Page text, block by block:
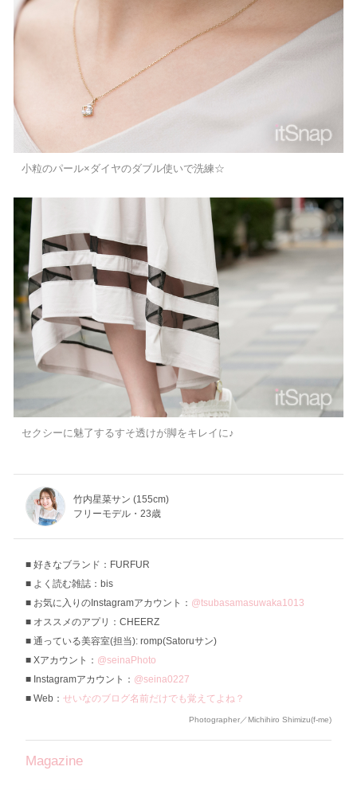
小粒のパール×ダイヤのダブル使いで洗練☆
セクシーに魅了するすそ透けが脚をキレイに♪
竹内星菜サン (155cm)
フリーモデル・23歳
好きなブランド：FURFUR
よく読む雑誌：bis
お気に入りのInstagramアカウント： @tsubasamasuwaka1013
オススメのアプリ：CHEERZ
通っている美容室(担当): romp(Satoruサン)
Xアカウント： @seinaPhoto
Instagramアカウント： @seina0227
Web： せいなのブログ名前だけでも覚えてよね？
Photographer／Michihiro Shimizu(f-me)
Magazine